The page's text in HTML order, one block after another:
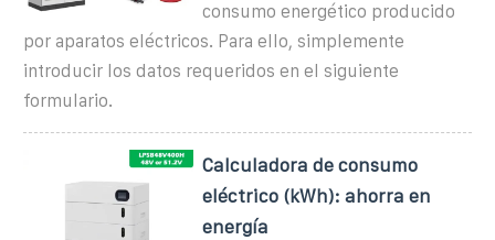
consumo energético producido
por aparatos eléctricos. Para ello, simplemente
introducir los datos requeridos en el siguiente
formulario.
Calculadora de consumo
eléctrico (kWh): ahorra en
energía